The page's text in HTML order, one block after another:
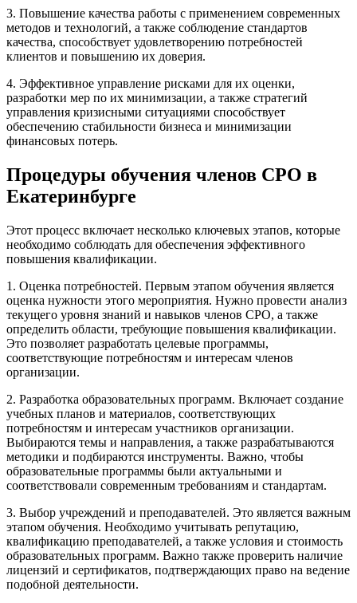
3. Повышение качества работы с применением современных
методов и технологий, а также соблюдение стандартов
качества, способствует удовлетворению потребностей
клиентов и повышению их доверия.
4. Эффективное управление рисками для их оценки,
разработки мер по их минимизации, а также стратегий
управления кризисными ситуациями способствует
обеспечению стабильности бизнеса и минимизации
финансовых потерь.
Процедуры обучения членов СРО в
Екатеринбурге
Этот процесс включает несколько ключевых этапов, которые
необходимо соблюдать для обеспечения эффективного
повышения квалификации.
1. Оценка потребностей. Первым этапом обучения является
оценка нужности этого мероприятия. Нужно провести анализ
текущего уровня знаний и навыков членов СРО, а также
определить области, требующие повышения квалификации.
Это позволяет разработать целевые программы,
соответствующие потребностям и интересам членов
организации.
2. Разработка образовательных программ. Включает создание
учебных планов и материалов, соответствующих
потребностям и интересам участников организации.
Выбираются темы и направления, а также разрабатываются
методики и подбираются инструменты. Важно, чтобы
образовательные программы были актуальными и
соответствовали современным требованиям и стандартам.
3. Выбор учреждений и преподавателей. Это является важным
этапом обучения. Необходимо учитывать репутацию,
квалификацию преподавателей, а также условия и стоимость
образовательных программ. Важно также проверить наличие
лицензий и сертификатов, подтверждающих право на ведение
подобной деятельности.